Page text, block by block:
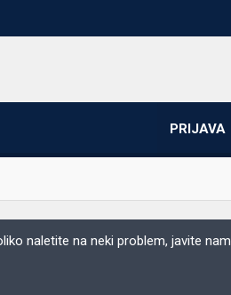
PRIJAVA
naletite na neki problem, javite nam